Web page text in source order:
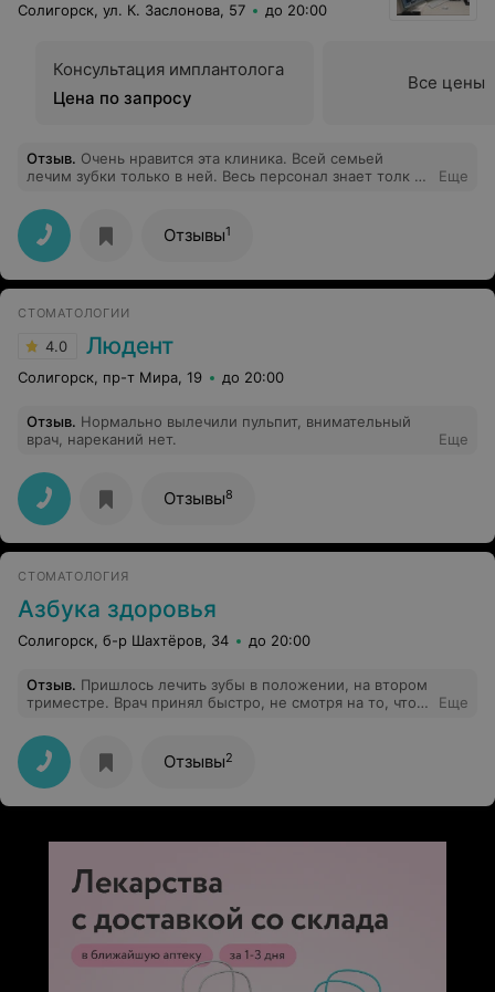
Солигорск, ул. К. Заслонова, 57 до 20:00
Консультация имплантолога
Цена по запросу
Все цены
Отзыв. Очень нравится эта клиника. Всей семьей
лечим зубки только в ней. Весь персонал знает толк в
любую проблему. В сравнении с другими клиниками
очень демократичные цены. Индивидуальный подход к
каждому клиенту. Всем рекомендую.
Еще
Отзывы1
СТОМАТОЛОГИИ
4.0 Людент
Солигорск, пр-т Мира, 19 до 20:00
Отзыв. Нормально вылечили пульпит, внимательный
врач, нареканий нет.
Еще
Отзывы8
СТОМАТОЛОГИЯ
Азбука здоровья
Солигорск, б-р Шахтёров, 34 до 20:00
Отзыв. Пришлось лечить зубы в положении, на втором
триместре. Врач принял быстро, не смотря на то, что
полная.Безболезненно,качественно,грамотно все
объяснив сделал свою работу.Очень рекомендую
врача Садакиева!
Еще
Отзывы2